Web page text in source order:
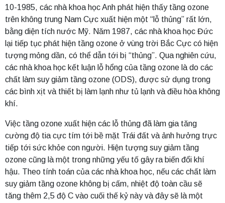
10-1985, các nhà khoa học Anh phát hiện thấy tầng ozone
trên không trung Nam Cực xuất hiện một “lỗ thủng” rất lớn,
bằng diện tích nước Mỹ. Năm 1987, các nhà khoa học Đức
lại tiếp tục phát hiện tầng ozone ở vùng trời Bắc Cực có hiện
tượng mỏng dần, có thể dẫn tới bị “thủng”. Qua nghiên cứu,
các nhà khoa học kết luận lỗ hổng của tầng ozone là do các
chất làm suy giảm tầng ozone (ODS), được sử dụng trong
các bình xịt và thiết bị làm lạnh như tủ lạnh và điều hòa không
khí.
Việc tầng ozone xuất hiện các lỗ thủng đã làm gia tăng
cường độ tia cực tím tới bề mặt Trái đất và ảnh hưởng trực
tiếp tới sức khỏe con người. Hiện tượng suy giảm tầng
ozone cũng là một trong những yếu tố gây ra biến đổi khí
hậu. Theo tính toán của các nhà khoa học, nếu các chất làm
suy giảm tầng ozone không bị cấm, nhiệt độ toàn cầu sẽ
tăng thêm 2,5 độ C vào cuối thế kỷ này và đây sẽ là một